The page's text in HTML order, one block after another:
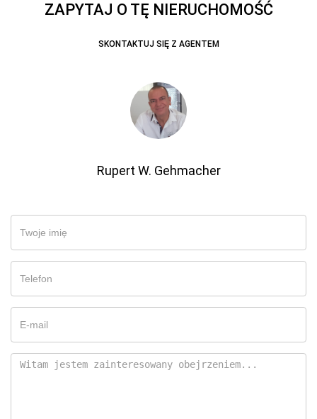
ZAPYTAJ O TĘ NIERUCHOMOŚĆ
SKONTAKTUJ SIĘ Z AGENTEM
Rupert W. Gehmacher